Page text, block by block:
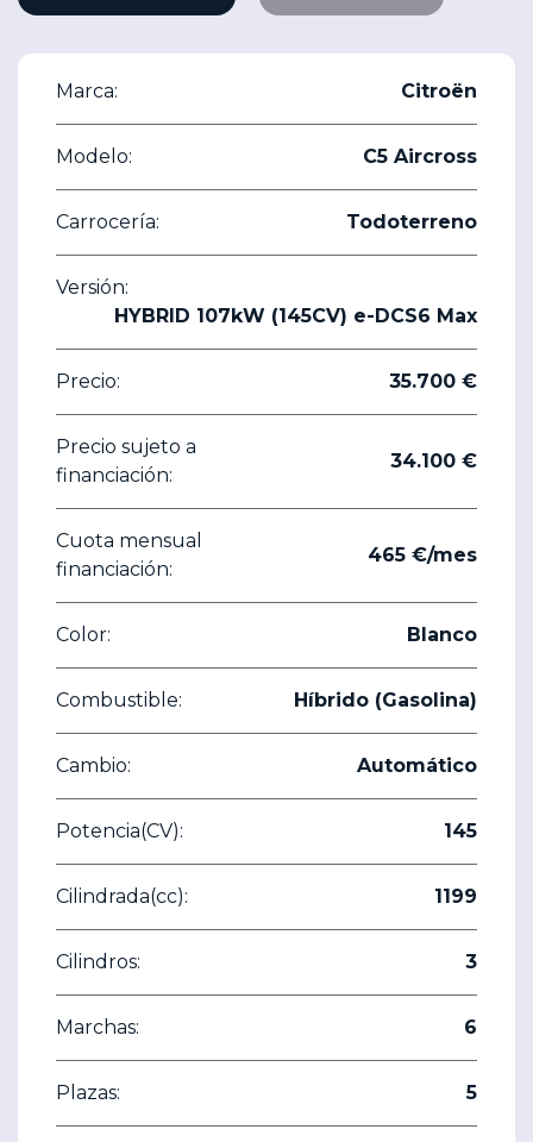
Marca: Citroën
Modelo: C5 Aircross
Carrocería: Todoterreno
Versión:
HYBRID 107kW (145CV) e-DCS6 Max
Precio: 35.700 €
Precio sujeto a
financiación:
34.100 €
Cuota mensual
financiación:
465 €/mes
Color: Blanco
Combustible: Híbrido (Gasolina)
Cambio: Automático
Potencia(CV): 145
Cilindrada(cc): 1199
Cilindros: 3
Marchas: 6
Plazas: 5